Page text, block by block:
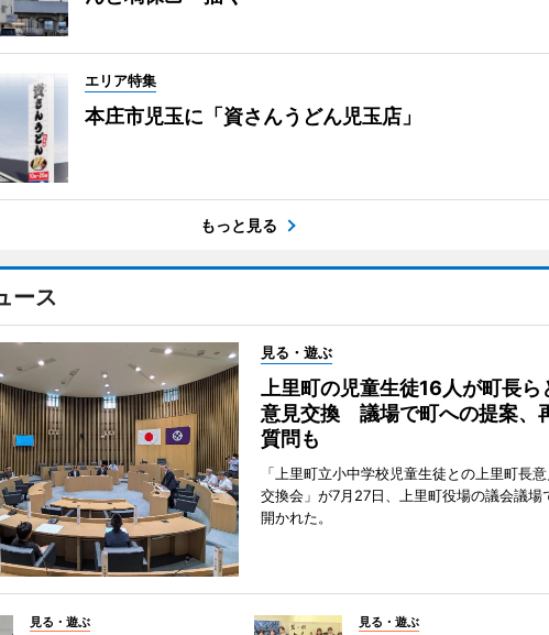
エリア特集
本庄市児玉に「資さんうどん児玉店」
もっと見る
ース
見る・遊ぶ
上里町の児童生徒16人が町長ら
意見交換 議場で町への提案、
質問も
「上里町立小中学校児童生徒との上里町長意
交換会」が7月27日、上里町役場の議会議場
開かれた。
見る・遊ぶ 見る・遊ぶ